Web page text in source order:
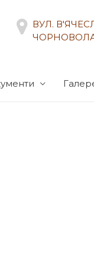
ВУЛ.
ЧОРНОВОЛА